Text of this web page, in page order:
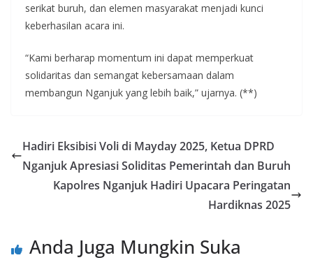
serikat buruh, dan elemen masyarakat menjadi kunci
keberhasilan acara ini.
“Kami berharap momentum ini dapat memperkuat
solidaritas dan semangat kebersamaan dalam
membangun Nganjuk yang lebih baik,” ujarnya. (**)
Hadiri Eksibisi Voli di Mayday 2025, Ketua DPRD
Nganjuk Apresiasi Soliditas Pemerintah dan Buruh
Kapolres Nganjuk Hadiri Upacara Peringatan
Hardiknas 2025
Anda Juga Mungkin Suka